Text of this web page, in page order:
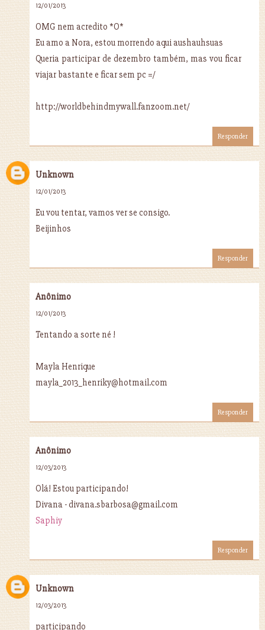
12/01/2013
OMG nem acredito *O*
Eu amo a Nora, estou morrendo aqui aushauhsuas
Queria participar de dezembro também, mas vou ficar
viajar bastante e ficar sem pc =/
http://worldbehindmywall.fanzoom.net/
Responder
Unknown
12/01/2013
Eu vou tentar, vamos ver se consigo.
Beijinhos
Responder
Anônimo
12/01/2013
Tentando a sorte né !
Mayla Henrique
mayla_2013_henriky@hotmail.com
Responder
Anônimo
12/03/2013
Olá! Estou participando!
Divana - divana.sbarbosa@gmail.com
Saphiy
Responder
Unknown
12/03/2013
participando